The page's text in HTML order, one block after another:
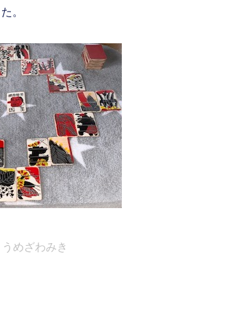
。
めざわみき